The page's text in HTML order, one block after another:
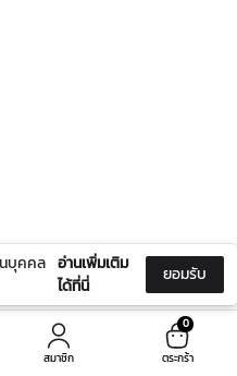
สมาชิก
0
ตระกร้า
บุคคล อ่านเพิ่มเติม
ได้ที่นี่
ยอมรับ